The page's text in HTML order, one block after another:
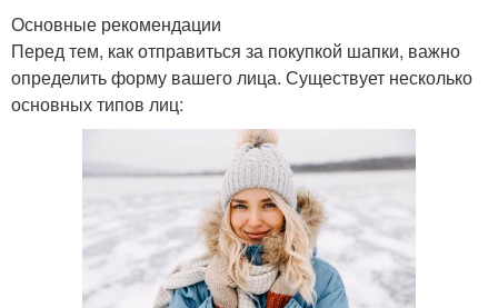
Основные рекомендации
Перед тем, как отправиться за покупкой шапки, важно
определить форму вашего лица. Существует несколько
основных типов лиц: